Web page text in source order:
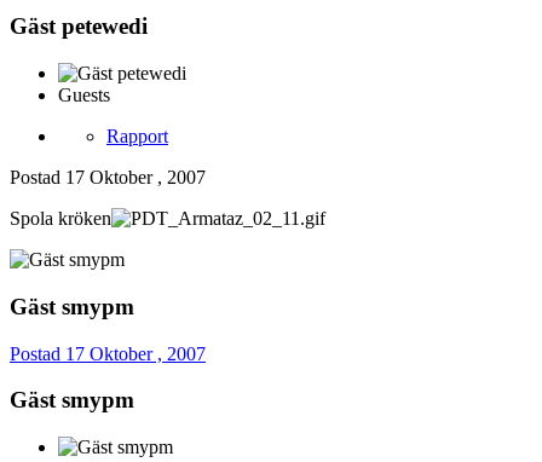
Gäst petewedi
Guests
Rapport
Postad 17 Oktober , 2007
Spola kröken
Gäst smypm
Postad 17 Oktober , 2007
Gäst smypm